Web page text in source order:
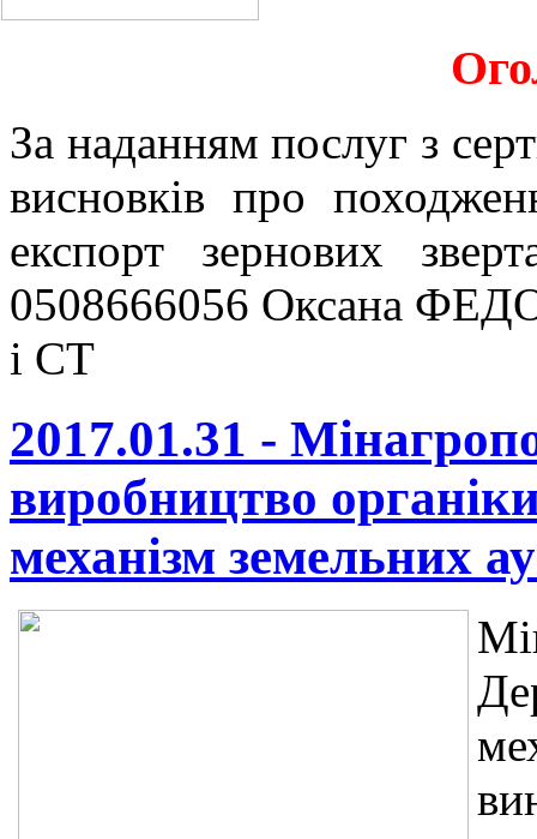
За наданням послуг з
висновків про
експорт зернових
0508666056 Оксана
і СТ
2017.01.31 -
виробництво
механізм земельних